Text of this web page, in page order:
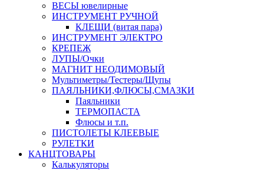
ВЕСЫ ювелирные
ИНСТРУМЕНТ РУЧНОЙ
КЛЕЩИ (витая пара)
ИНСТРУМЕНТ ЭЛЕКТРО
КРЕПЕЖ
ЛУПЫ/Очки
МАГНИТ НЕОДИМОВЫЙ
Мультиметры/Тестеры/Щупы
ПАЯЛЬНИКИ,ФЛЮСЫ,СМАЗКИ
Паяльники
ТЕРМОПАСТА
Флюсы и т.п.
ПИСТОЛЕТЫ КЛЕЕВЫЕ
РУЛЕТКИ
КАНЦТОВАРЫ
Калькуляторы